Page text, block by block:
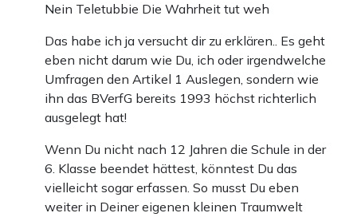
Nein Teletubbie Die Wahrheit tut weh
Das habe ich ja versucht dir zu erklären.. Es geht
eben nicht darum wie Du, ich oder irgendwelche
Umfragen den Artikel 1 Auslegen, sondern wie
ihn das BVerfG bereits 1993 höchst richterlich
ausgelegt hat!
Wenn Du nicht nach 12 Jahren die Schule in der
6. Klasse beendet hättest, könntest Du das
vielleicht sogar erfassen. So musst Du eben
weiter in Deiner eigenen kleinen Traumwelt